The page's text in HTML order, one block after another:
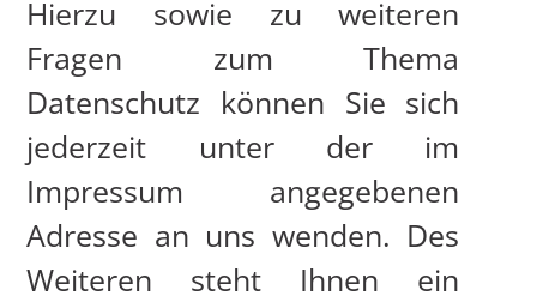
Hierzu sowie zu weiteren
Fragen zum Thema
Datenschutz können Sie sich
jederzeit unter der im
Impressum angegebenen
Adresse an uns wenden. Des
Weiteren steht Ihnen ein